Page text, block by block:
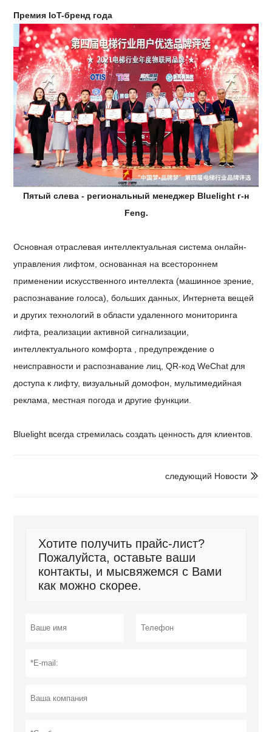
Премия IoT-бренд года
Пятый слева - региональный менеджер Bluelight г-н
Feng.
Основная отраслевая интеллектуальная система онлайн-
управления лифтом, основанная на всестороннем
применении искусственного интеллекта (машинное зрение,
распознавание голоса), больших данных, Интернета вещей
и других технологий в области удаленного мониторинга
лифта, реализации активной сигнализации,
интеллектуального комфорта , предупреждение о
неисправности и распознавание лиц, QR-код WeChat для
доступа к лифту, визуальный домофон, мультимедийная
реклама, местная погода и другие функции.
Bluelight всегда стремилась создать ценность для клиентов.

следующий Новости
Хотите получить прайс-лист?
Пожалуйста, оставьте ваши
контакты, и мысвяжемся с Вами
как можно скорее.